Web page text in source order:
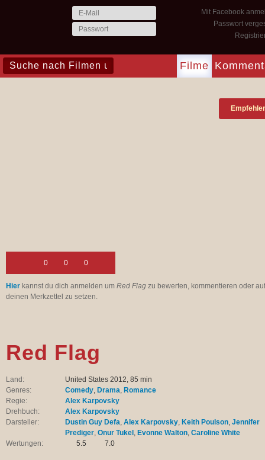
Mit Facebook
Passwort
Filme
0 0 0
Hier kannst du dich anmelden um Red Flag zu bewerten, kommentieren oder auf
deinen Merkzettel zu setzen.
Red Flag
Land:
United States 2012, 85 min
Genres:
Comedy, Drama, Romance
Regie:
Alex Karpovsky
Drehbuch:
Alex Karpovsky
Darsteller:
Dustin Guy Defa, Alex Karpovsky, Keith Poulson, Jennifer
Prediger, Onur Tukel , Evonne Walton, Caroline White
Wertungen:
5.5 7.0